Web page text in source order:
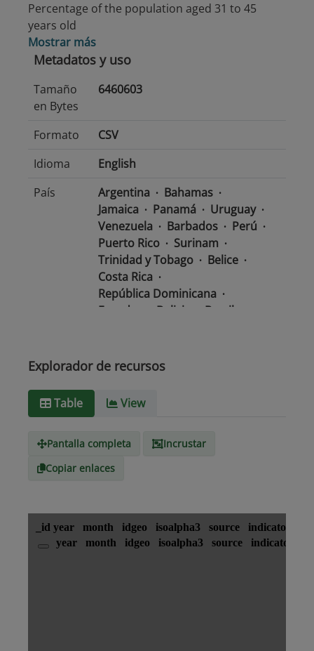
Percentage of the population aged 31 to 45
years old
Mostrar más
Metadatos y uso
Tamaño
en Bytes
6460603
Formato
CSV
Idioma
English
País
Argentina
Bahamas
Jamaica
Panamá
Uruguay
Venezuela
Barbados
Perú
Puerto Rico
Surinam
Trinidad y Tobago
Belice
Costa Rica
República Dominicana
Ecuador
Bolivia
Brasil
Guatemala
Tipo de
text/csv
Explorador de recursos
Table View
Pantalla completa
Incrustar
Copiar enlaces